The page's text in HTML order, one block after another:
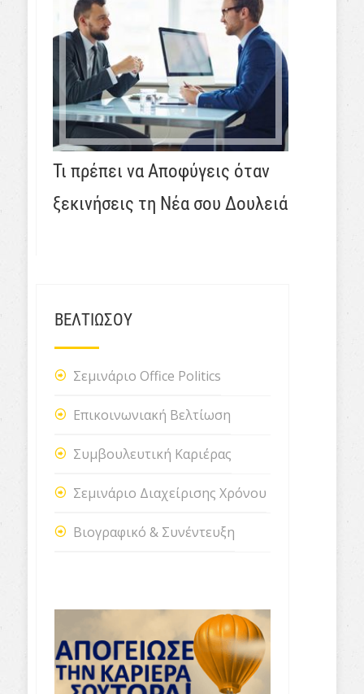
Τι πρέπει να Αποφύγεις όταν
ξεκινήσεις τη Νέα σου Δουλειά
ΒΕΛΤΙΩΣΟΥ
Σεμινάριο Office Politics
Επικοινωνιακή Βελτίωση
Συμβουλευτική Καριέρας
Σεμινάριο Διαχείρισης Χρόνου
Βιογραφικό & Συνέντευξη